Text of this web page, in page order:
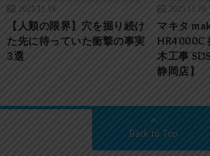
2025.11.18
【人類の限界】穴を掘り続け
た先に待っていた衝撃の事実
3選
2025.11.18
マキタ
HR4000C
木工事
静岡店】
Back to Top